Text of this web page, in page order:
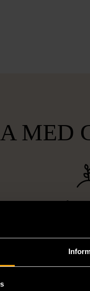
MED
Genom att
minskar du